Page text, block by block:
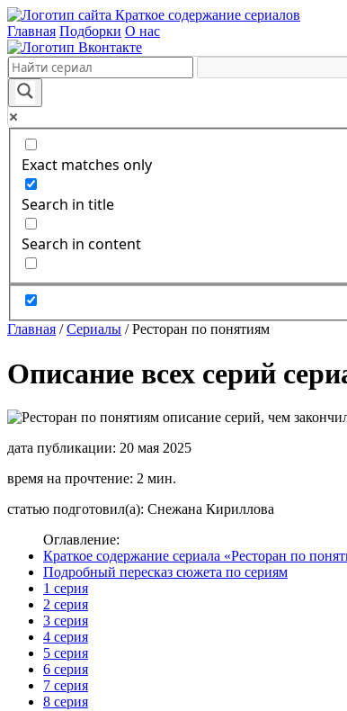
Краткое содержание сериалов
Главная Подборки О нас
Exact matches only
Search in title
Search in content
Главная /Сериалы /Ресторан по понятиям
Описание всех серий
дата публикации: 20 мая 2025
время на прочтение: 2 мин.
статью подготовил(а): Снежана Кириллова
Оглавление:
Краткое содержание сериала «Ресторан по
Подробный пересказ сюжета по сериям
1 серия
2 серия
3 серия
4 серия
5 серия
6 серия
7 серия
8 серия